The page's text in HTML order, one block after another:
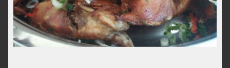
meilleur restaurant